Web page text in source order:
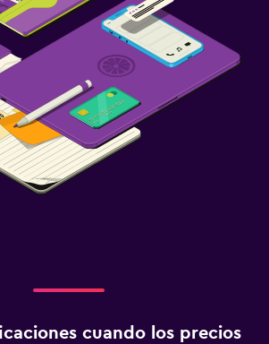
cuando los precios